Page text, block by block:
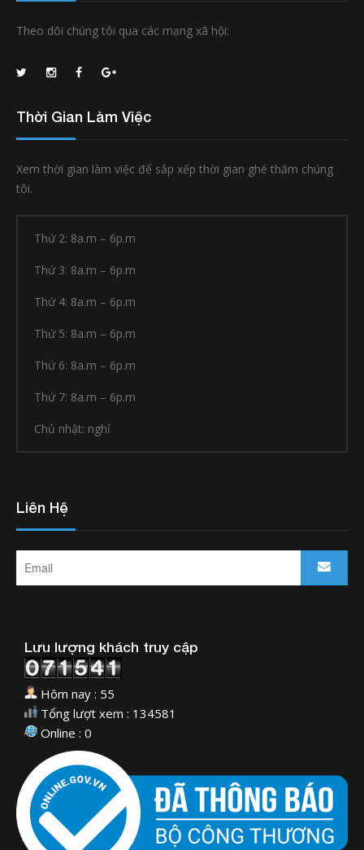
Theo dõi chúng tôi qua các mạng xã hội:
Thời Gian Làm Việc
Xem thời gian làm việc để sắp xếp thời gian ghé thăm chúng
tôi.
Thứ 2: 8a.m – 6p.m
Thứ 3: 8a.m – 6p.m
Thứ 4: 8a.m – 6p.m
Thứ 5: 8a.m – 6p.m
Thứ 6: 8a.m – 6p.m
Thứ 7: 8a.m – 6p.m
Chủ nhật: nghỉ
Liên Hệ
Lưu lượng khách truy cập
Hôm nay : 55
Tổng lượt xem : 134581
Online : 0